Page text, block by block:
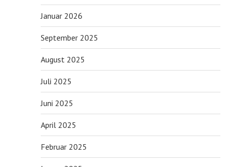
Januar 2026
September 2025
August 2025
Juli 2025
Juni 2025
April 2025
Februar 2025